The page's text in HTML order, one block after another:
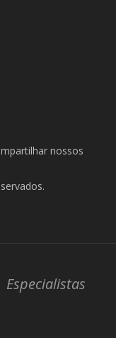
nossos
Especialistas